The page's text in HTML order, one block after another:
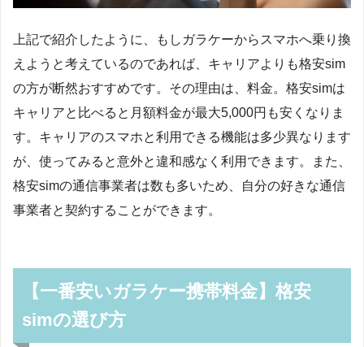
上記で紹介したように、もしガラケーからスマホへ乗り換
えようと考えているのであれば、キャリアよりも格安sim
の方が断然おすすめです。その理由は、料金。格安simは
キャリアと比べると月額料金が最大5,000円も安くなりま
す。キャリアのスマホと利用できる機能は多少異なります
が、使ってみると意外と違和感なく利用できます。また、
格安simの通信事業者は数も多いため、自分の好きな通信
事業者と契約することができます。
【一番安いガラケー携帯料金】格安
simの選び方